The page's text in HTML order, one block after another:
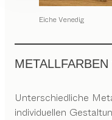
Eiche Venedig
METALLFARBEN
Unterschiedliche
individuellen